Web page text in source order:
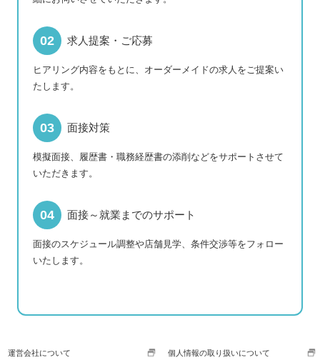
求人提案・ご応募
ヒアリング内容をもとに、オーダーメイドの求人をご提案い
たします。
面接対策
模擬面接、履歴書・職務経歴書の添削などをサポートさせて
いただきます。
面接～就業までのサポート
面接のスケジュール調整や店舗見学、条件交渉等をフォロー
いたします。
運営会社について 個人情報の取り扱いについて